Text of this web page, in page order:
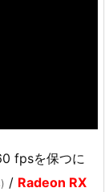
fpsを保つに
/ Radeon RX